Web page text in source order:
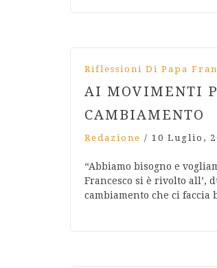
Riflessioni Di Papa
AI MOVIMENTI
CAMBIAMENTO
Redazione / 10 Luglio,
“Abbiamo bisogno e
Francesco si è rivolto all’,
cambiamento che ci faccia